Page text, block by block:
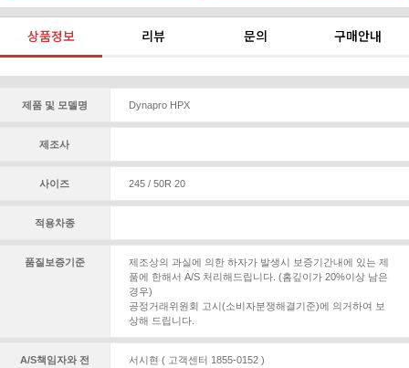
상품정보 리뷰 문의 구매안내
제품 및 모델명 Dynapro HPX
제조사
사이즈 245 / 50R 20
적용차종
품질보증기준
제조상의 과실에 의한 하자가 발생시 보증기간내에 있는 제
품에 한해서 A/S 처리해드립니다. (홈깊이가 20%이상 남은
경우)
공정거래위원회 고시(소비자분쟁해결기준)에 의거하여 보
상해 드립니다.
A/S책임자와 전
서시현 ( 고객센터 1855-0152 )